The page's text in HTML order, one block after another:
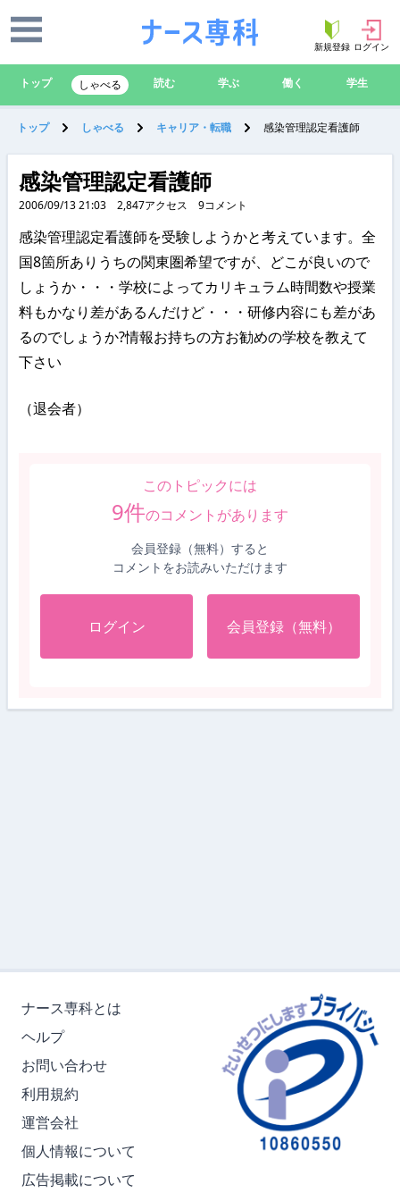
新規登録 ログイン
トップ しゃべる 読む 学ぶ 働く 学生
トップ しゃべる キャリア・転職 感染管理認定看護師
感染管理認定看護師
2006/09/13 21:03 2,847アクセス 9コメント
感染管理認定看護師を受験しようかと考えています。全
国8箇所ありうちの関東圏希望ですが、どこが良いので
しょうか・・・学校によってカリキュラム時間数や授業
料もかなり差があるんだけど・・・研修内容にも差があ
るのでしょうか?情報お持ちの方お勧めの学校を教えて
下さい
（退会者）
このトピックには
9件のコメントがあります
会員登録（無料）すると
コメントをお読みいただけます
ログイン 会員登録（無料）
ナース専科とは
ヘルプ
お問い合わせ
利用規約
運営会社
個人情報について
広告掲載について